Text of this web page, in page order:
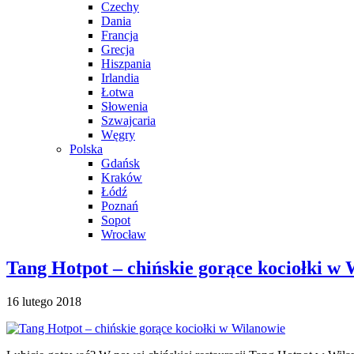
Czechy
Dania
Francja
Grecja
Hiszpania
Irlandia
Łotwa
Słowenia
Szwajcaria
Węgry
Polska
Gdańsk
Kraków
Łódź
Poznań
Sopot
Wrocław
Tang Hotpot – chińskie gorące kociołki w
16 lutego 2018